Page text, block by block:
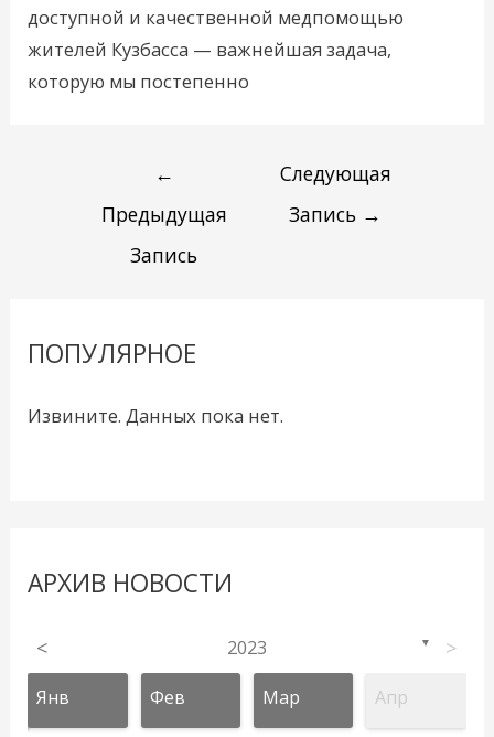
доступной и качественной медпомощью
жителей Кузбасса — важнейшая задача,
которую мы постепенно
←
Предыдущая
Запись
Следующая
Запись →
ПОПУЛЯРНОЕ
Извините. Данных пока нет.
АРХИВ НОВОСТИ
< 2023 ▼ >
Янв Фев Мар Апр